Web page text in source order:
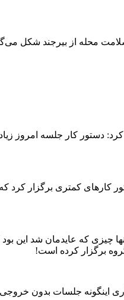
محله از بیرجند شکل
کار جلسه امروز زیاد
کمتری برگزار کرد
برگزار کرده است!
اینگونه جلسات بدون